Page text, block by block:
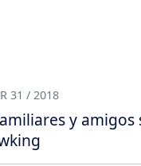
31 / 2018
y amigos